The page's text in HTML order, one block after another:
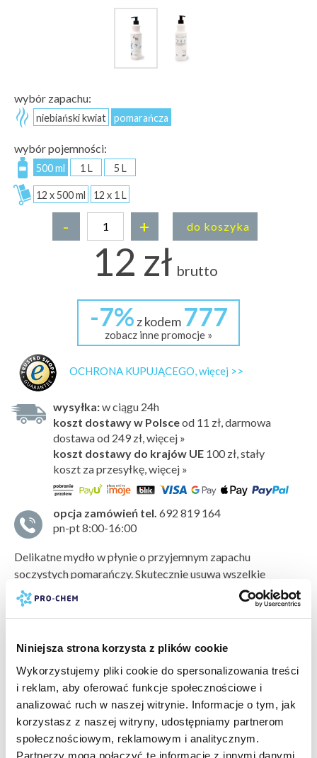
Niniejsza strona korzysta z plików cookie
Wykorzystujemy pliki cookie do spersonalizowania treści
i reklam, aby oferować funkcje społecznościowe i
analizować ruch w naszej witrynie. Informacje o tym, jak
korzystasz z naszej witryny, udostępniamy partnerom
społecznościowym, reklamowym i analitycznym.
Partnerzy mogą połączyć te informacje z innymi danymi
wybór zapachu:
niebiański kwiat pomarańcza
wybór pojemności:
500 ml 1 L 5 L
12 x 500 ml 12 x 1 L
- + do koszyka
12 zł brutto
-7% z kodem 777
zobacz inne promocje »
OCHRONA KUPUJĄCEGO, więcej >>
wysyłka:w ciągu 24h
koszt dostawy w Polsceod 11 zł, darmowa
dostawa od 249 zł, więcej »
koszt dostawy do krajów UE 100 zł, stały
koszt za przesyłkę, więcej »
opcja zamówień tel. 692 819 164
pn-pt 8:00-16:00
Delikatne mydło w płynie o przyjemnym zapachu
soczystych pomarańczy. Skutecznie usuwa wszelkie
zabrudzenia, pozostawiając skórę gładką i miękką
w dotyku.
Nanieść niewielką ilość mydła na wilgotne ręce,
rozprowadzić i spłukać.
Przechowywanie / magazynowanie
Przechowywać z dala od dzieci, w suchym pomieszczeniu,
w zakresie temperatur od 5°C do 30°C.
bezpieczeństwo:
karta charakterystyki
arkusz składników
karta bezpieczeństwa
producent: PRO-CHEM
marka:EFEKT MOTYLA